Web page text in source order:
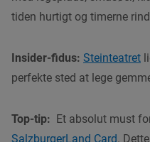
tiden hurtigt og timerne
Insider-fidus: Steinteatret
perfekte sted at lege
Top-tip: Et absolut must
SalzburgerLand Card.